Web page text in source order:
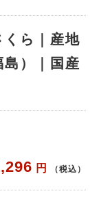
ら｜産地
）｜国産
税込